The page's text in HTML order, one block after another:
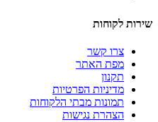
שירות לקוחות
צרו קשר
מפת האתר
תקנון
מדיניות הפרטיות
תמונות מבתי הלקוחות
הצהרת נגישות